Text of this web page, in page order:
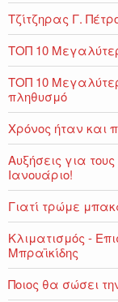
Τζίτζηρας Γ.
ΤΟΠ 10
ΤΟΠ 10
πληθυσμό
Χρόνος ήταν και
Αυξήσεις για
Ιανουάριο!
Γιατί τρώμε
Κλιματισμός -
Μπραϊκίδης
Ποιος θα σώσει